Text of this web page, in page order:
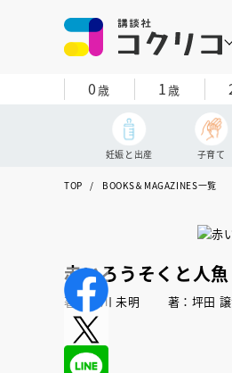
0歳 1歳
妊娠と出産 子育て
TOP BOOKS＆MAGAZINES一覧
赤いろうそくと人魚
著：小川 未明 著：坪田